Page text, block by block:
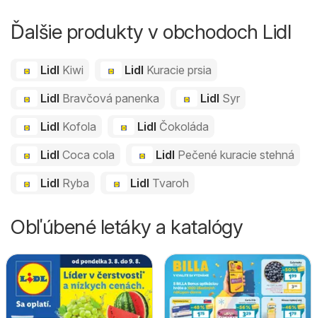
Ďalšie produkty v obchodoch Lidl
Lidl Kiwi Lidl Kuracie prsia
Lidl Bravčová panenka Lidl Syr
Lidl Kofola Lidl Čokoláda
Lidl Coca cola Lidl Pečené kuracie stehná
Lidl Ryba Lidl Tvaroh
Obľúbené letáky a katalógy